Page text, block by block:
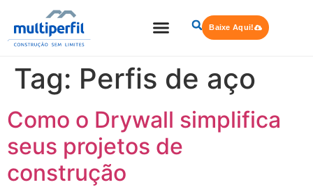
Baixe Aqui!
Tag: Perfis de aço
Como o Drywall simplifica
seus projetos de
construção